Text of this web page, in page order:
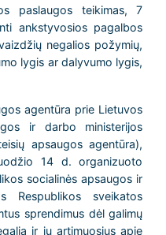
paslaugos teikimas, 7
ankstyvosios pagalbos
negalios požymių,
lygis ar dalyvumo lygis,
agentūra prie Lietuvos
ir darbo ministerijos
apsaugos agentūra),
14 d. organizuoto
socialinės apsaugos ir
Respublikos sveikatos
sprendimus dėl galimų
ir jų artimuosius apie